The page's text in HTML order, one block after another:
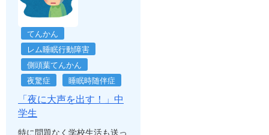
てんかん
レム睡眠行動障害
側頭葉てんかん
夜驚症
睡眠時随伴症
「夜に大声を出す！」中
学生
特に問題なく学校生活も送っ